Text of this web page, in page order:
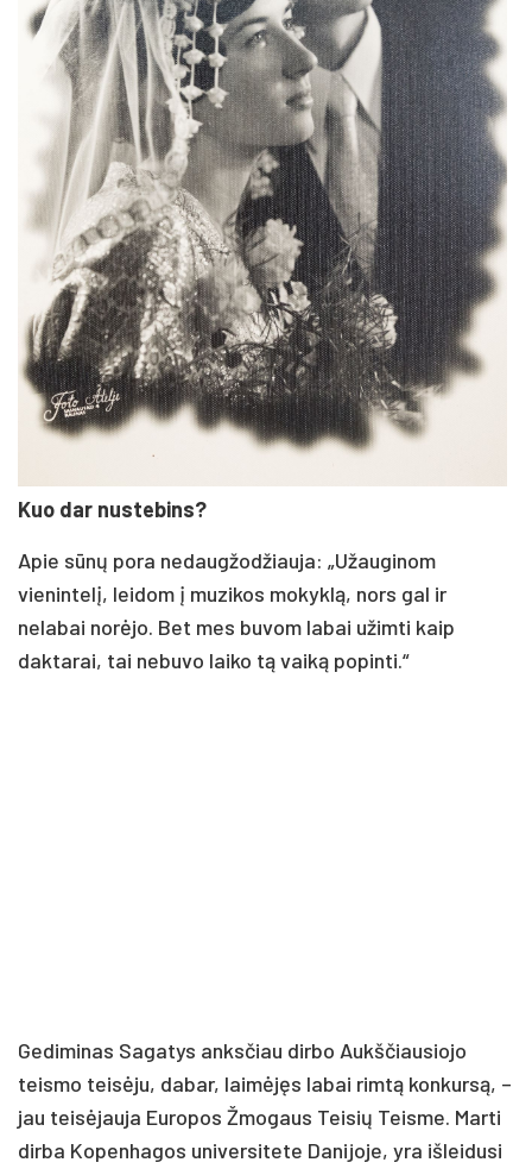
Kuo dar nustebins?
Apie sūnų pora nedaugžodžiauja: „Užauginom
vienintelį, leidom į muzikos mokyklą, nors gal ir
nelabai norėjo. Bet mes buvom labai užimti kaip
daktarai, tai nebuvo laiko tą vaiką popinti.“
Gediminas Sagatys anksčiau dirbo Aukščiausiojo
teismo teisėju, dabar, laimėjęs labai rimtą konkursą, –
jau teisėjauja Europos Žmogaus Teisių Teisme. Marti
dirba Kopenhagos universitete Danijoje, yra išleidusi